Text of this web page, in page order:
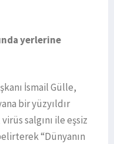
yerlerine
İsmail Gülle,
bir yüzyıldır
salgını ile eşsiz
“Dünyanın